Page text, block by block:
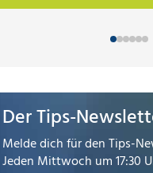
Der Tips-
Melde dich für den Tips-
Jeden Mittwoch um 17:30